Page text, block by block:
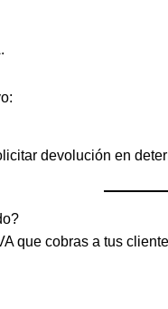
devolución en
que cobras a tus